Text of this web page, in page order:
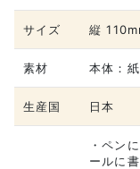
サイズ 縦
素材 本体：
生産国 日本
・ペン
ールに